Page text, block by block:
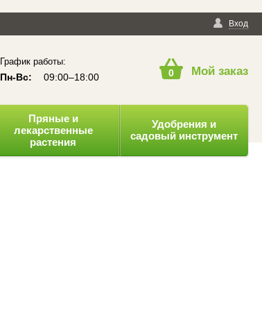
Вход
График работы:
Пн-Вс: 09:00–18:00 0 Мой заказ
Пряные и
лекарственные
растения
Удобрения и
садовый инструмент